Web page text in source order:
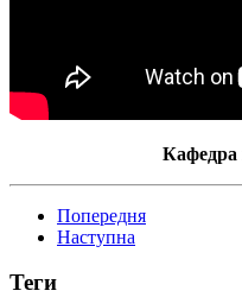
Кафедра
Попередня
Наступна
Теги